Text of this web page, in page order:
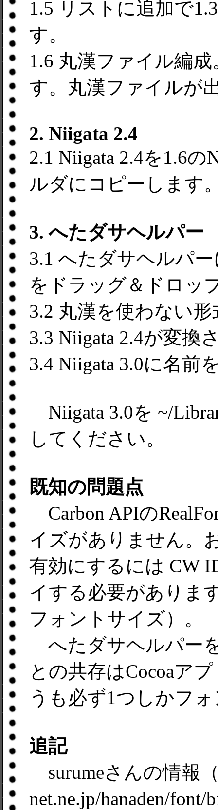
1.5 リストに追加で
す。
1.6 丸漢ファイル編
す。丸漢ファイルが
2. Niigata 2.4
2.1 Niigata 2.4を1.6
ルダにコピーします
3. へたダサヘルパー
3.1 へたダサヘルパ
をドラッグ＆ドロッ
3.2 丸漢を使わない
3.3 Niigata 2.4が変換
3.4 Niigata 3.0に名前
Niigata 3.0を ~/
してください。
既知の問題点
Carbon APIの
イズがありません。
有効にするには CW
イする必要がありま
フォントサイズ）。
へたダサヘルパー
との共存はCocoaア
うも必ず1つしかフ
追記
surumeさんの情報
net.ne.jp/hanaden/